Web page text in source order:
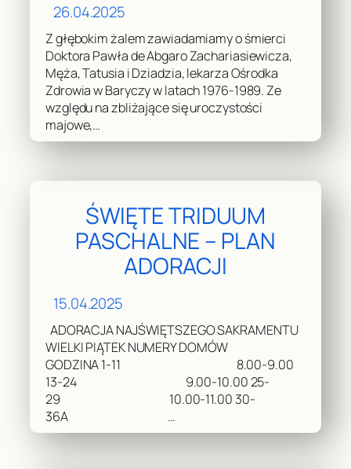
26.04.2025
Z głębokim żalem zawiadamiamy o śmierci
Doktora Pawła de Abgaro Zachariasiewicza,
Męża, Tatusia i Dziadzia, lekarza Ośrodka
Zdrowia w Baryczy w latach 1976-1989. Ze
względu na zbliżające się uroczystości
majowe,…
ŚWIĘTE TRIDUUM
PASCHALNE – PLAN
ADORACJI
15.04.2025
ADORACJA NAJŚWIĘTSZEGO SAKRAMENTU
WIELKI PIĄTEK NUMERY DOMÓW
GODZINA 1-11 8.00-9.00
13-24 9.00-10.00 25-
29 10.00-11.00 30-
36A …